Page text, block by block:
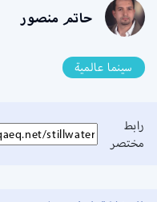
حاتم منصور
سينما عالمية
رابط
مختصر